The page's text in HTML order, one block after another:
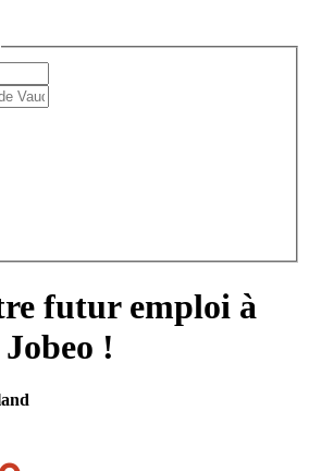
futur emploi à
!